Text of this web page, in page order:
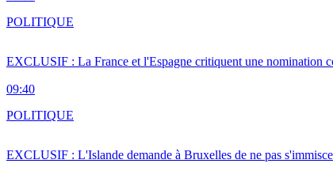
EXCLUSIF : La France et l'Espagne critiquent une nomination
09:40
POLITIQUE
EXCLUSIF : L'Islande demande à Bruxelles de ne pas
POLITIQUE